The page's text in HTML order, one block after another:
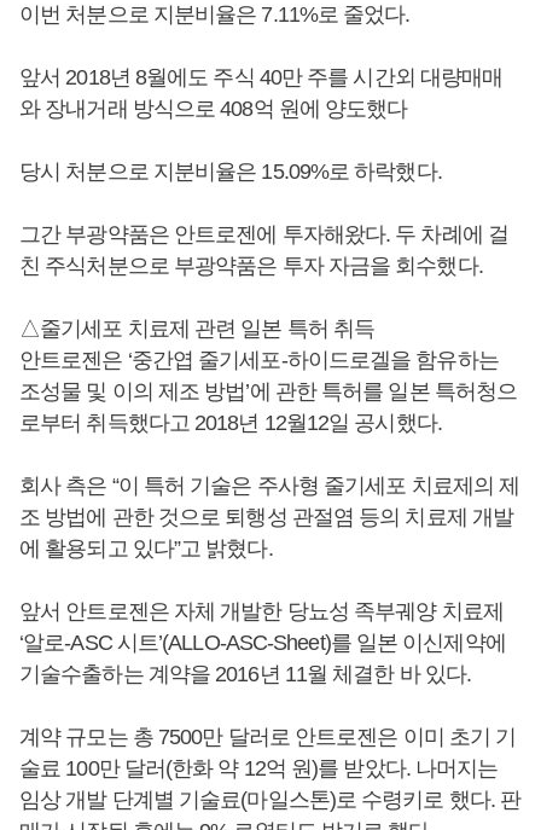
이번 처분으로 지분비율은 7.11%로 줄었다.
앞서 2018년 8월에도 주식 40만 주를 시간외 대량매매
와 장내거래 방식으로 408억 원에 양도했다
당시 처분으로 지분비율은 15.09%로 하락했다.
그간 부광약품은 안트로젠에 투자해왔다. 두 차례에 걸
친 주식처분으로 부광약품은 투자 자금을 회수했다.
△줄기세포 치료제 관련 일본 특허 취득
안트로젠은 ‘중간엽 줄기세포-하이드로겔을 함유하는
조성물 및 이의 제조 방법’에 관한 특허를 일본 특허청으
로부터 취득했다고 2018년 12월12일 공시했다.
회사 측은 “이 특허 기술은 주사형 줄기세포 치료제의 제
조 방법에 관한 것으로 퇴행성 관절염 등의 치료제 개발
에 활용되고 있다”고 밝혔다.
앞서 안트로젠은 자체 개발한 당뇨성 족부궤양 치료제
‘알로-ASC 시트’(ALLO-ASC-Sheet)를 일본 이신제약에
기술수출하는 계약을 2016년 11월 체결한 바 있다.
계약 규모는 총 7500만 달러로 안트로젠은 이미 초기 기
술료 100만 달러(한화 약 12억 원)를 받았다. 나머지는
임상 개발 단계별 기술료(마일스톤)로 수령키로 했다. 판